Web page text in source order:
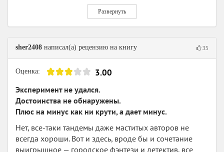
Принудительное партнерство травмированного
военными действиями парня и блондинистой (вроде
как исключительно по цвету волос, а не по диагнозу)
сотрудницы организации "Гос.охраны нежити",
направленное на реабилитацию первого,
оборачивается расследованием совсем
но в данном исполнении меня раздражали диалоги и
взаимоотношения между всеми персонажами. Такое
ощущение, что всем персонажам лет по 14-17. Вроде
должен быть жизненный опыт, навыки работы с
человеческими и нечеловеческими представителями.
По факту все действуют буром, всех под одну
Развернуть
sher2408 написал(а) рецензию на книгу 35
Оценка: 3.00
Эксперимент не удался.
Достоинства не обнаружены.
Плюс на минус как ни крути, а дает минус.
Нет, все-таки тандемы даже маститых авторов не
всегда хороши. Вот и здесь, вроде бы и сочетание
выигрышное — городское фэнтези и детектив, все